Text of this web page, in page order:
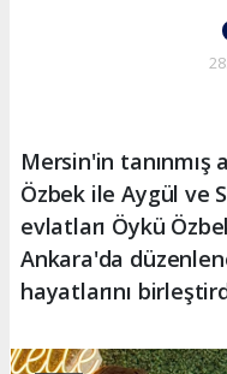
Mersin'in
Özbek ile Aygül ve
evlatları Öykü
Ankara'da
hayatlarını